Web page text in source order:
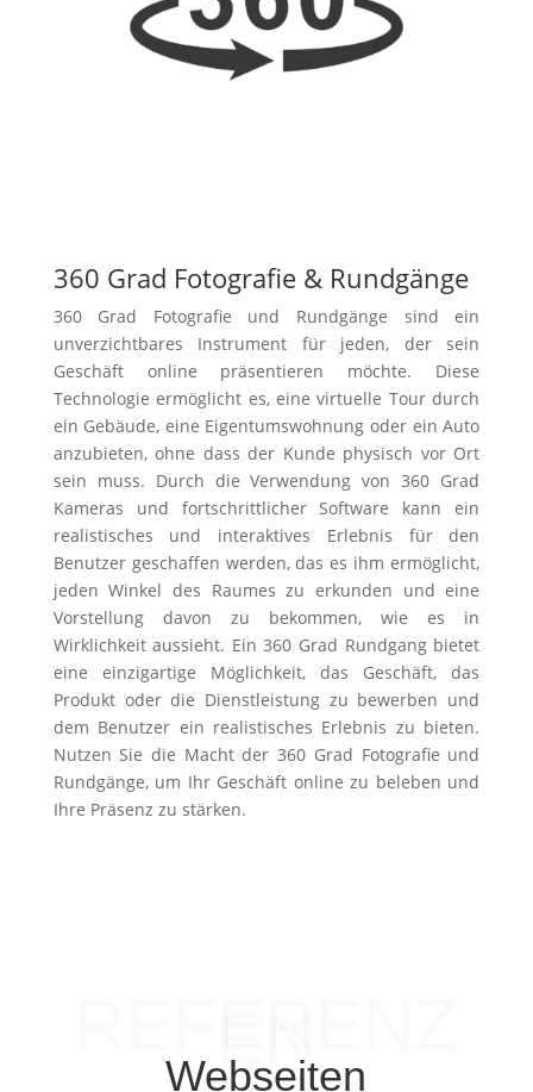
360 Grad Fotografie & Rundgänge
360 Grad Fotografie und Rundgänge sind ein
unverzichtbares Instrument für jeden, der sein
Geschäft online präsentieren möchte. Diese
Technologie ermöglicht es, eine virtuelle Tour durch
ein Gebäude, eine Eigentumswohnung oder ein Auto
anzubieten, ohne dass der Kunde physisch vor Ort
sein muss. Durch die Verwendung von 360 Grad
Kameras und fortschrittlicher Software kann ein
realistisches und interaktives Erlebnis für den
Benutzer geschaffen werden, das es ihm ermöglicht,
jeden Winkel des Raumes zu erkunden und eine
Vorstellung davon zu bekommen, wie es in
Wirklichkeit aussieht. Ein 360 Grad Rundgang bietet
eine einzigartige Möglichkeit, das Geschäft, das
Produkt oder die Dienstleistung zu bewerben und
dem Benutzer ein realistisches Erlebnis zu bieten.
Nutzen Sie die Macht der 360 Grad Fotografie und
Rundgänge, um Ihr Geschäft online zu beleben und
Ihre Präsenz zu stärken.
EN
Webseiten